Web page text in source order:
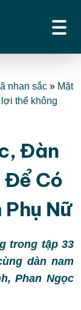
nhan sắc » Mặt
thế không
Đàn
Để Có
Nữ
trong tập 33
dàn nam
Phan Ngọc